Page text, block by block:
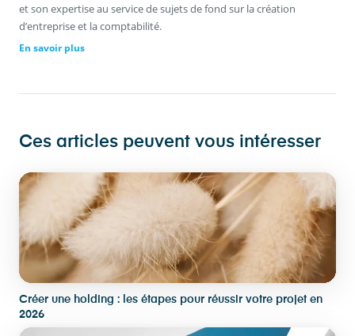
et son expertise au service de sujets de fond sur la création
d’entreprise et la comptabilité.
En savoir plus
Ces articles peuvent vous intéresser
Créer une holding : les étapes pour réussir votre projet en
2026